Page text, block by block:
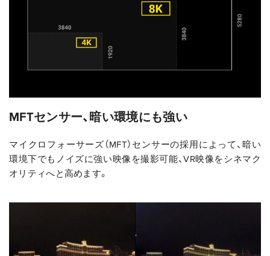
MFTセンサー、暗い環境にも強い
マイクロフォーサーズ（MFT）センサーの採用によって、暗い
環境下でもノイズに強い映像を撮影可能、VR映像をシネマク
オリティへと高めます。